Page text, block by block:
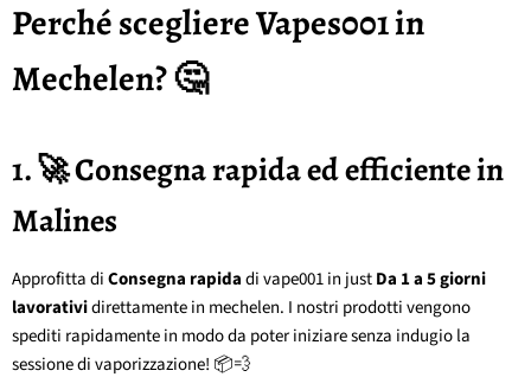
Perché scegliere Vapes001 in
Mechelen? 🤔
1. 🚀 Consegna rapida ed efficiente in
Malines
Approfitta diConsegna rapidadi vape001 in justDa 1 a 5 giorni
lavoratividirettamente in mechelen. I nostri prodotti vengono
spediti rapidamente in modo da poter iniziare senza indugio la
sessione di vaporizzazione! 📦💨